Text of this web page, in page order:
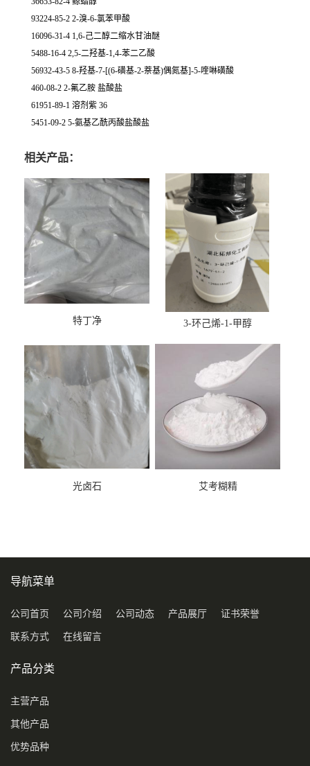
93224-85-2 2-溴-6-氯苯甲酸
16096-31-4 1,6-己二醇二缩水甘油醚
5488-16-4 2,5-二羟基-1,4-苯二乙酸
56932-43-5 8-羟基-7-[(6-磺基-2-萘基)偶氮基]-5-喹啉磺酸
460-08-2 2-氟乙胺 盐酸盐
61951-89-1 溶剂紫 36
5451-09-2 5-氨基乙酰丙酸盐酸盐
相关产品：
特丁净 3-环己烯-1-甲醇
光卤石 艾考糊精
导航菜单
公司首页 公司介绍 公司动态 产品展厅 证书荣誉
联系方式 在线留言
产品分类
主营产品
其他产品
优势品种